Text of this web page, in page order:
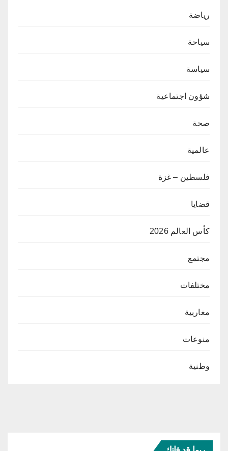
رياضة
سياحة
سياسة
شؤون اجتماعية
صحة
عالمية
فلسطين – غزة
قضايا
كأس العالم 2026
مجتمع
مختلفات
مغاربية
منوعات
وطنية